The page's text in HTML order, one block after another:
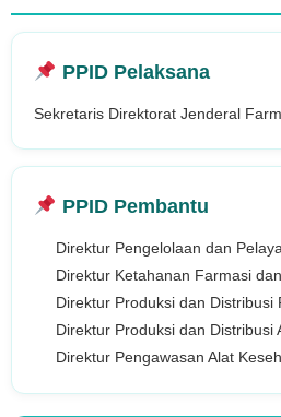
PPID Pelaksana
Sekretaris Direktorat Jenderal
PPID Pembantu
Direktur Pengelolaan dan
Direktur Ketahanan Farmasi
Direktur Produksi dan Distribusi
Direktur Produksi dan Distribusi
Direktur Pengawasan Alat